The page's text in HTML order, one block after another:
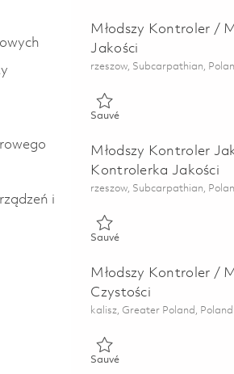
i
Młodszy Kontroler /
Jakości
Emplacement
rzeszow, Subcarpathian,
SauvéSauvé Młodszy
Młodszy Kontroler
Kontrolerka Jakości
Emplacement
rzeszow, Subcarpathian,
SauvéSauvé Młodszy
Młodszy Kontroler /
Czystości
Emplacement
kalisz, Greater Poland, Poland
SauvéSauvé Młodszy